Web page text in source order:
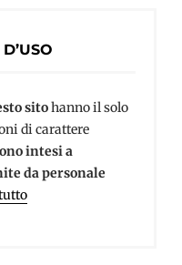
sitohanno il solo
di carattere
intesi a
da personale